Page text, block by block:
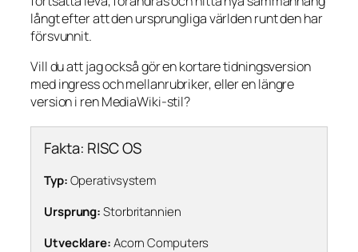
långt efter att den ursprungliga världen runt den har
försvunnit.
Vill du att jag också gör en kortare tidningsversion
med ingress och mellanrubriker, eller en längre
version i ren MediaWiki-stil?
Fakta: RISC OS
Typ:Operativsystem
Ursprung:Storbritannien
Utvecklare:Acorn Computers